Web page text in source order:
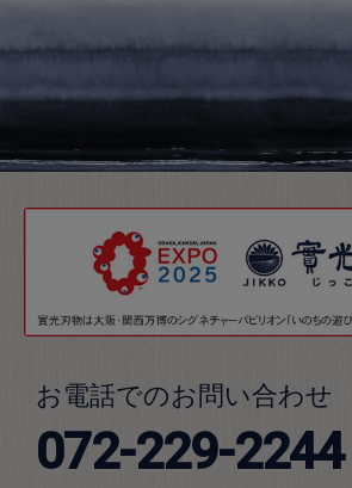
お電話でのお問い合わせ
072-229-2244